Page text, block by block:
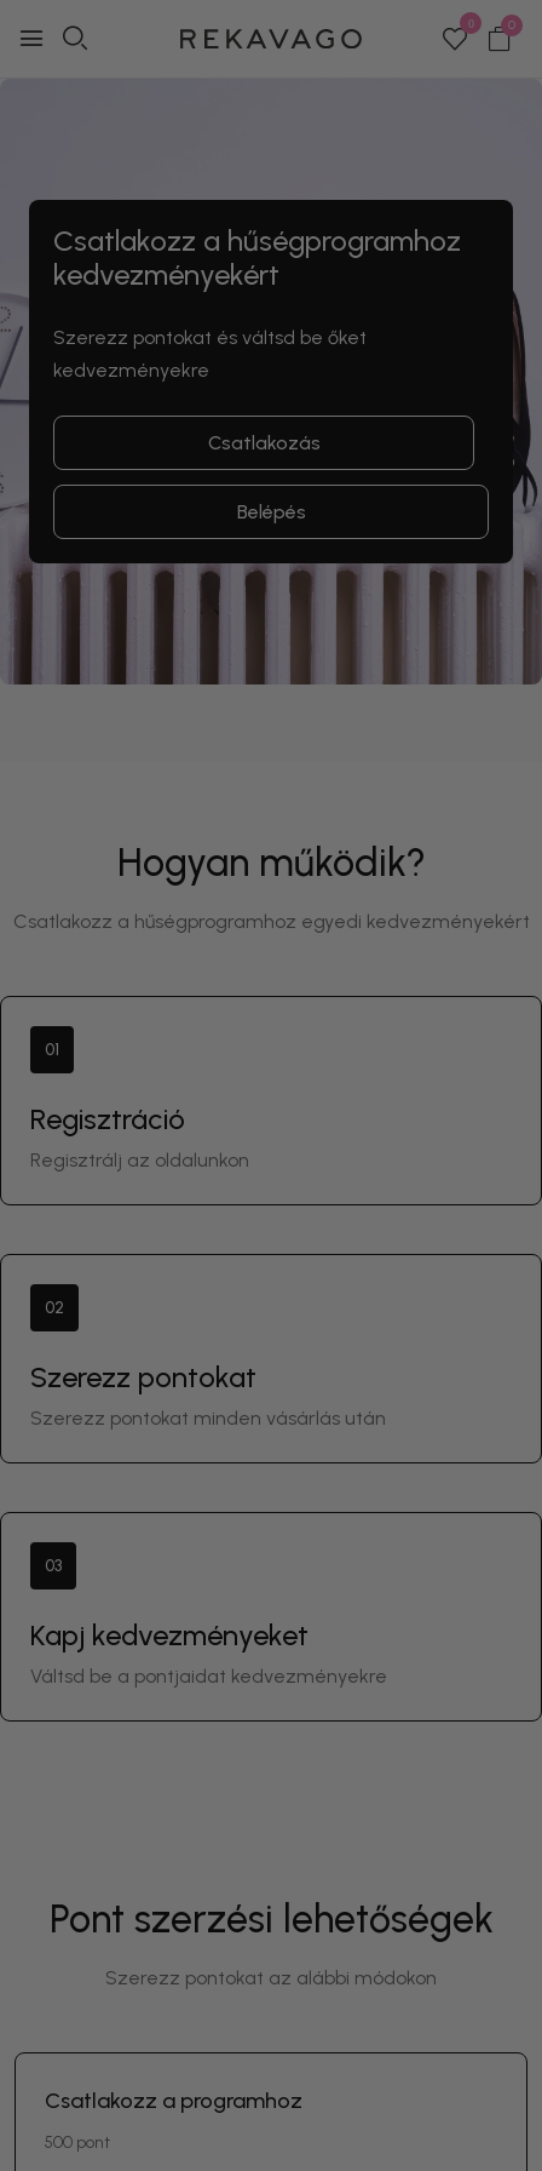
0 0
Csatlakozz a hűségprogramhoz
kedvezményekért
Szerezz pontokat és váltsd be őket
kedvezményekre
Csatlakozás
Belépés
Hogyan működik?
Csatlakozz a hűségprogramhoz egyedi kedvezményekért
01
Regisztráció
Regisztrálj az oldalunkon
02
Szerezz pontokat
Szerezz pontokat minden vásárlás után
03
Kapj kedvezményeket
Váltsd be a pontjaidat kedvezményekre
Pont szerzési lehetőségek
Szerezz pontokat az alábbi módokon
Csatlakozz a programhoz
500 pont